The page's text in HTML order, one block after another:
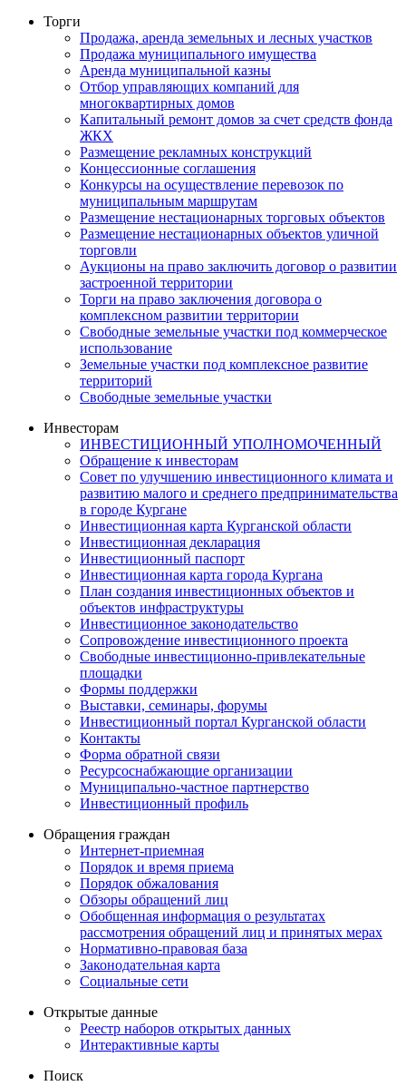
Торги
Продажа, аренда земельных и лесных участков
Продажа муниципального имущества
Аренда муниципальной казны
Отбор управляющих компаний для
многоквартирных домов
Капитальный ремонт домов за счет средств фонда
ЖКХ
Размещение рекламных конструкций
Концессионные соглашения
Конкурсы на осуществление перевозок по
муниципальным маршрутам
Размещение нестационарных торговых объектов
Размещение нестационарных объектов уличной
торговли
Аукционы на право заключить договор о развитии
застроенной территории
Торги на право заключения договора о
комплексном развитии территории
Свободные земельные участки под коммерческое
использование
Земельные участки под комплексное развитие
территорий
Свободные земельные участки
Инвесторам
ИНВЕСТИЦИОННЫЙ УПОЛНОМОЧЕННЫЙ
Обращение к инвесторам
Совет по улучшению инвестиционного климата и
развитию малого и среднего предпринимательства
в городе Кургане
Инвестиционная карта Курганской области
Инвестиционная декларация
Инвестиционный паспорт
Инвестиционная карта города Кургана
План создания инвестиционных объектов и
объектов инфраструктуры
Инвестиционное законодательство
Сопровождение инвестиционного проекта
Свободные инвестиционно-привлекательные
площадки
Формы поддержки
Выставки, семинары, форумы
Инвестиционный портал Курганской области
Контакты
Форма обратной связи
Ресурсоснабжающие организации
Муниципально-частное партнерство
Инвестиционный профиль
Обращения граждан
Интернет-приемная
Порядок и время приема
Порядок обжалования
Обзоры обращений лиц
Обобщенная информация о результатах
рассмотрения обращений лиц и принятых мерах
Нормативно-правовая база
Законодательная карта
Социальные сети
Открытые данные
Реестр наборов открытых данных
Интерактивные карты
Поиск